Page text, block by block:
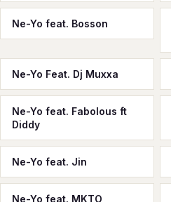
Ne-Yo feat. Bosson
Ne-Yo Feat. Dj Muxxa
Ne-Yo feat. Fabolous ft
Diddy
Ne-Yo feat. Jin
Ne-Yo feat. MKTO